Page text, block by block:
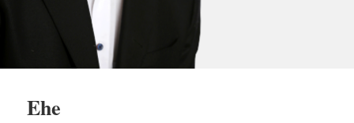
Ehe